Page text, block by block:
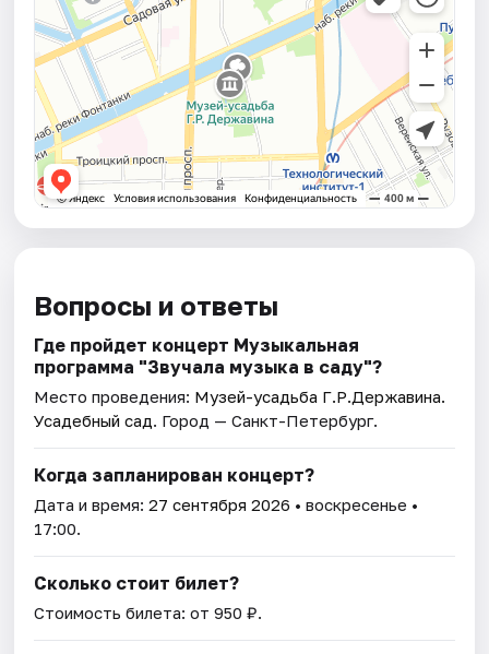
Вопросы и ответы
Где пройдет концерт Музыкальная
программа "Звучала музыка в саду"?
Место проведения: Музей-усадьба Г.Р.Державина.
Усадебный сад. Город — Санкт-Петербург.
Когда запланирован концерт?
Дата и время:27 сентября 2026 • воскресенье •
17:00.
Сколько стоит билет?
Стоимость билета: от 950 ₽.